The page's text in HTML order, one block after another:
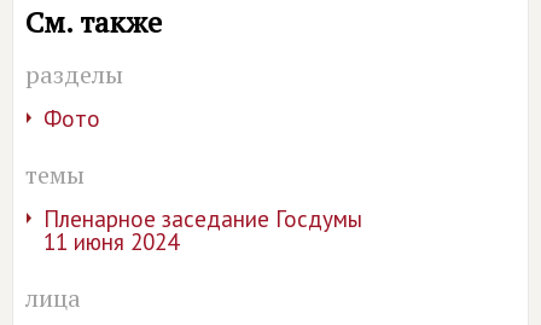
См. также
разделы
Фото
темы
Пленарное заседание Госдумы
11 июня 2024
лица